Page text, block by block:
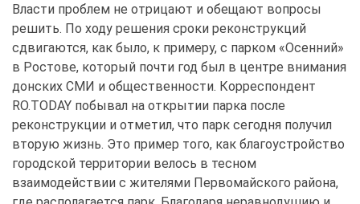
Власти проблем не отрицают и обещают вопросы
решить. По ходу решения сроки реконструкций
сдвигаются, как было, к примеру, с парком «Осенний»
в Ростове, который почти год был в центре внимания
донских СМИ и общественности. Корреспондент
RO.TODAY побывал на открытии парка после
реконструкции и отметил, что парк сегодня получил
вторую жизнь. Это пример того, как благоустройство
городской территории велось в тесном
взаимодействии с жителями Первомайского района,